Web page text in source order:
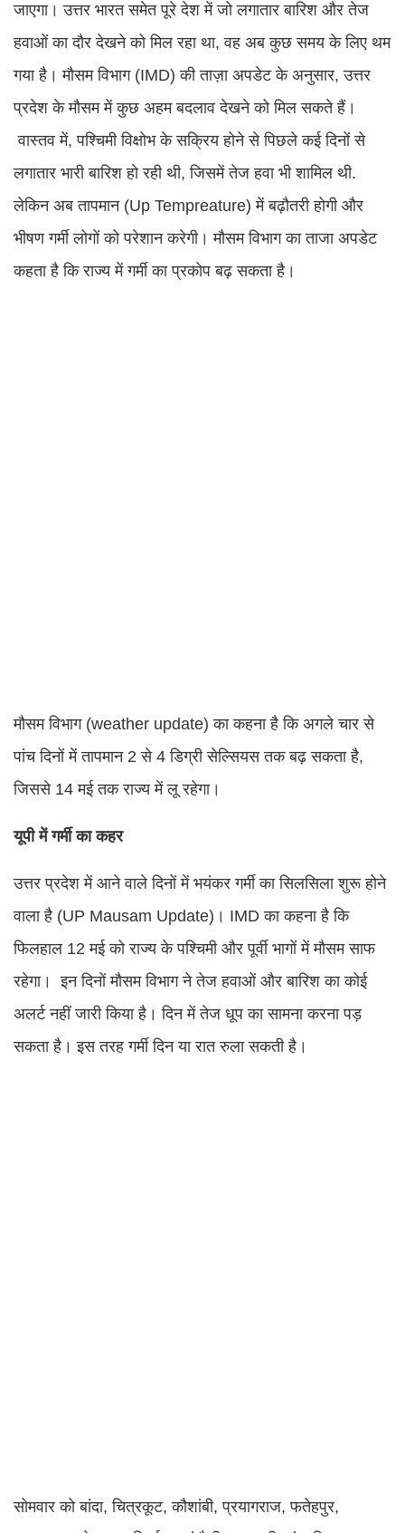
जाएगा। उत्तर भारत समेत पूरे देश में जो लगातार बारिश और तेज
हवाओं का दौर देखने को मिल रहा था, वह अब कुछ समय के लिए थम
गया है। मौसम विभाग (IMD) की ताज़ा अपडेट के अनुसार, उत्तर
प्रदेश के मौसम में कुछ अहम बदलाव देखने को मिल सकते हैं।
वास्तव में, पश्चिमी विक्षोभ के सक्रिय होने से पिछले कई दिनों से
लगातार भारी बारिश हो रही थी, जिसमें तेज हवा भी शामिल थी.
लेकिन अब तापमान (Up Tempreature) में बढ़ौतरी होगी और
भीषण गर्मी लोगों को परेशान करेगी। मौसम विभाग का ताजा अपडेट
कहता है कि राज्य में गर्मी का प्रकोप बढ़ सकता है।
मौसम विभाग (weather update) का कहना है कि अगले चार से
पांच दिनों में तापमान 2 से 4 डिग्री सेल्सियस तक बढ़ सकता है,
जिससे 14 मई तक राज्य में लू रहेगा।
यूपी में गर्मी का कहर
उत्तर प्रदेश में आने वाले दिनों में भयंकर गर्मी का सिलसिला शुरू होने
वाला है (UP Mausam Update)। IMD का कहना है कि
फिलहाल 12 मई को राज्य के पश्चिमी और पूर्वी भागों में मौसम साफ
रहेगा। इन दिनों मौसम विभाग ने तेज हवाओं और बारिश का कोई
अलर्ट नहीं जारी किया है। दिन में तेज धूप का सामना करना पड़
सकता है। इस तरह गर्मी दिन या रात रुला सकती है।
सोमवार को बांदा, चित्रकूट, कौशांबी, प्रयागराज, फतेहपुर,